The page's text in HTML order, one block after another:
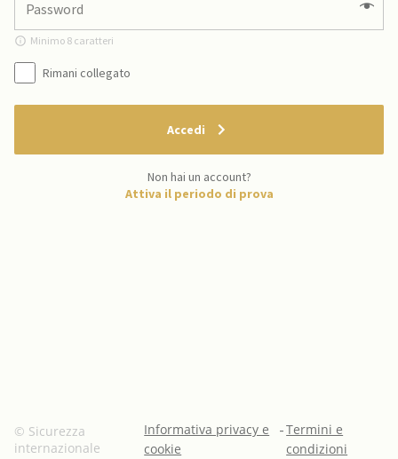
Minimo 8 caratteri
Rimani collegato
Accedi
Non hai un account?
Attiva il periodo di prova
© Sicurezza
internazionale
Informativa privacy e
cookie
-Termini e
condizioni